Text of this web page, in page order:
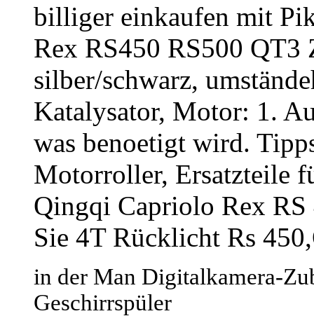
billiger einkaufen mit
Rex RS450 RS500 QT3
silber/schwarz,
Katalysator, Motor: 1.
was benoetigt wird.
Motorroller, Ersatzteile
Qingqi Capriolo Rex
Sie 4T Rücklicht Rs
in der Man Digitalkamera-
Geschirrspüler